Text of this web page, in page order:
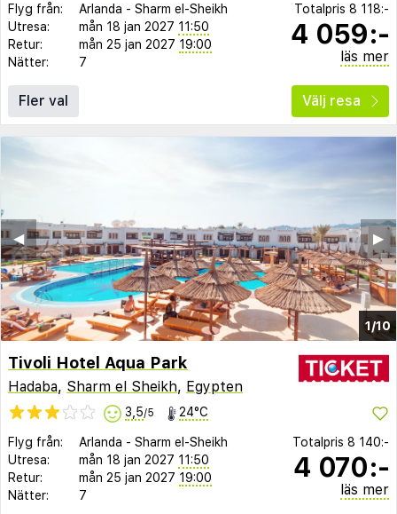
Flyg från: Arlanda - Sharm el-Sheikh
Utresa:
mån 18 jan 2027 11:50
Retur:
mån 25 jan 2027 19:00
Nätter:
7
Totalpris 8 118:-
4 059:-
läs mer
Fler val Välj resa
1/10
▶︎
◀︎
Tivoli Hotel Aqua Park
Hadaba, Sharm el Sheikh, Egypten
3,5/5 24°C
Flyg från: Arlanda - Sharm el-Sheikh
Utresa:
mån 18 jan 2027 11:50
Retur:
mån 25 jan 2027 19:00
Nätter:
7
Totalpris 8 140:-
4 070:-
läs mer